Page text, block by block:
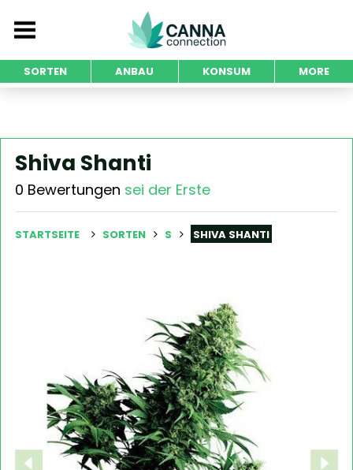
SORTEN ANBAU KONSUM MORE
Shiva Shanti
0 Bewertungen sei der Erste
STARTSEITE SORTEN S SHIVA SHANTI